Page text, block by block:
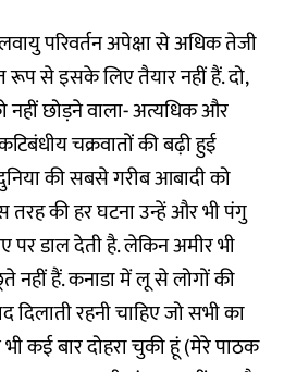
परिवर्तन अपेक्षा से अधिक तेजी
रूप से इसके लिए तैयार नहीं हैं. दो,
नहीं छोड़ने वाला- अत्यधिक और
चक्रवातों की बढ़ी हुई
की सबसे गरीब आबादी को
तरह की हर घटना उन्हें और भी पंगु
पर डाल देती है. लेकिन अमीर भी
हैं. कनाडा में लू से लोगों की
दिलाती रहनी चाहिए जो सभी का
कई बार दोहरा चुकी हूं (मेरे पाठक